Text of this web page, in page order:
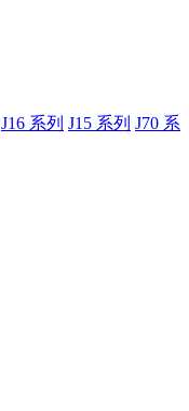
J16 系列 J15 系列 J70 系